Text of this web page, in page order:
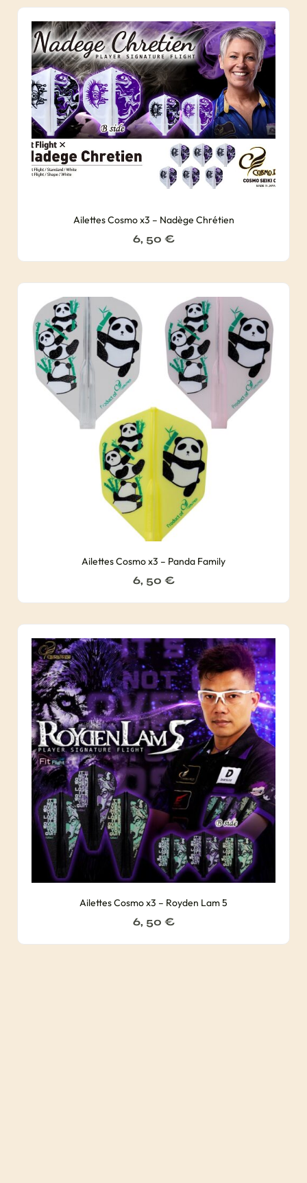
Ailettes Cosmo x3 – Nadège Chrétien
6, 50 €
Ailettes Cosmo x3 – Panda Family
6, 50 €
Ailettes Cosmo x3 – Royden Lam 5
6, 50 €